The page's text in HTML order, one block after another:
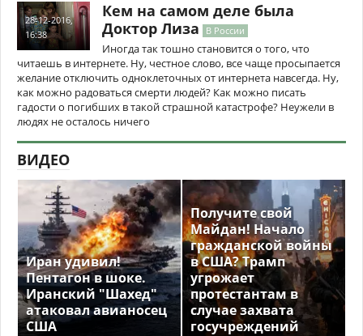
28-12-2016,
16:38
Кем на самом деле была
Доктор Лиза
В России
Иногда так тошно становится о того, что
читаешь в интернете. Ну, честное слово, все чаще просыпается
желание отключить одноклеточных от интернета навсегда. Ну,
как можно радоваться смерти людей? Как можно писать
гадости о погибших в такой страшной катастрофе? Неужели в
людях не осталось ничего
ВИДЕО
Иран удивил!
Пентагон в шоке.
Иранский "Шахед"
атаковал авианосец
США
Получите свой
Майдан! Начало
гражданской войны
в США? Трамп
угрожает
протестантам в
случае захвата
госучреждений